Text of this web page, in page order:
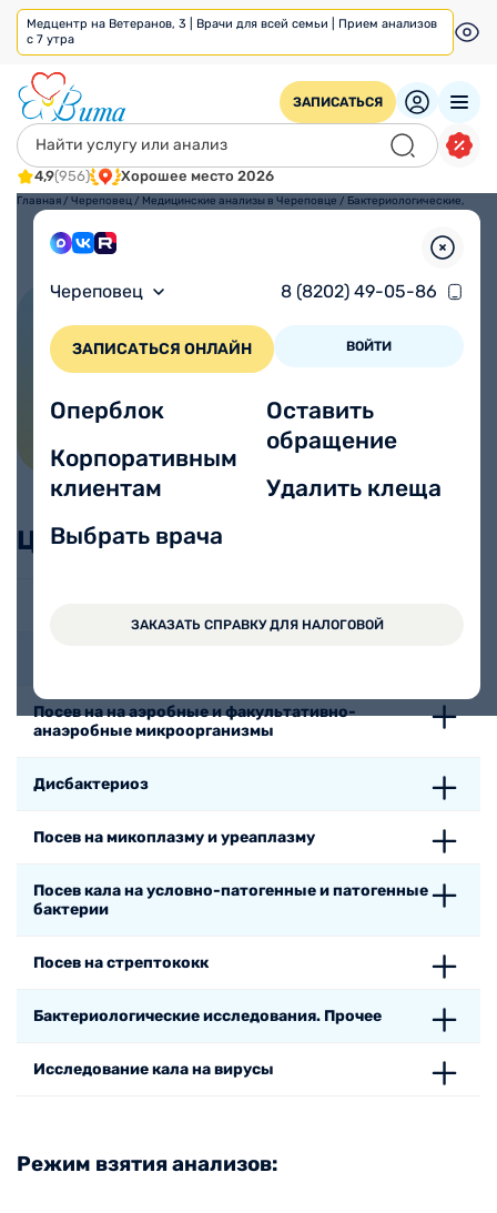
Медцентр на Ветеранов, 3 | Врачи для всей семьи | Прием анализов
с 7 утра
ЗАПИСАТЬСЯ
4,9(956) Хорошее место 2026
Череповец 8 (8202) 49-05-86
ЗАПИСАТЬСЯ ОНЛАЙН ВОЙТИ
Оперблок
Корпоративным
клиентам
Выбрать врача
Оставить
обращение
Удалить клеща
ЗАКАЗАТЬ СПРАВКУ ДЛЯ НАЛОГОВОЙ
Главная / Череповец / Медицинские анализы в Череповце / Бактериологические,
Бактериологические,
микроскопические
исследования в Череповце
Цены
Посев на на аэробные и факультативно-
анаэробные микроорганизмы
Дисбактериоз
Посев на микоплазму и уреаплазму
Посев кала на условно-патогенные и патогенные
бактерии
Посев на стрептококк
Бактериологические исследования. Прочее
Исследование кала на вирусы
Режим взятия анализов: